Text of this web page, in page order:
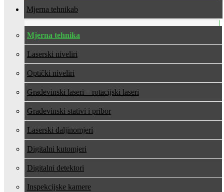
Mjerna tehnika
Mjerna tehnika
Laserski niveliri
Optički niveliri
Građevinski laseri – rotacijski laseri
Građevinski stativi i pribor
Laserski daljinomjeri
Digitalni kutomjeri
Digitalni detektori
Inspekcijske kamere